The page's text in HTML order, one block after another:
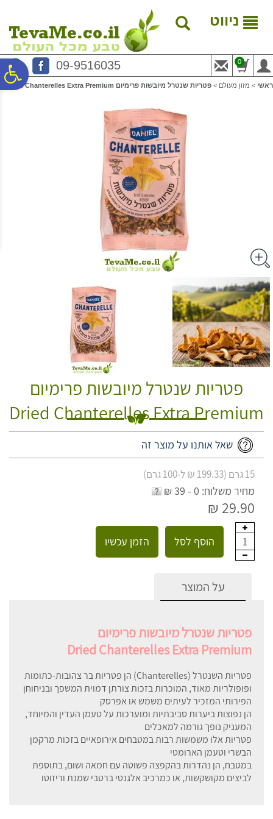
נגישות
המרכזי
ניווט
09-9516035 0
ראשי > מזון מעולם > פטריות שנטרל מיובשות פרימיום Dried Chanterelles Extra Premium
פטריות שנטרל מיובשות פרימיום
Dried Chanterelles Extra Premium
שאל אותנו על מוצר זה
15 גרם (199.33 ₪ ל-100 גרם)
מחיר משלוח: 0 - 39 ₪
29.90 ₪
1 הוסף לסל הזמן עכשיו
על המוצר
פטריות שנטרל מיובשות פרימיום
Dried Chanterelles Extra Premium
פטריות השנטרל (Chanterelles) הן פטריות בר צהובות-כתומות
ופופולריות מאוד, המוכרות בזכות צורתן דמוית המשפך ובניחוחן
הפירותי המזכיר לעיתים משמש או אפרסק
הן נפוצות ביערות סביבתיות ומוערכות על טעמן העדין והמיוחד,
המעניק נופך גורמה למאכלים
פטריות אלו משמשות רבות במטבחים אירופאיים בזכות מרקמן
הבשרי וטעמן הארומטי
במטבח, הן נהדרות בהקפצה פשוטה עם חמאה ושום, בתוספת
לביצים מקושקשות, או כמרכיב אלגנטי ברטבי שמנת וריזוטו